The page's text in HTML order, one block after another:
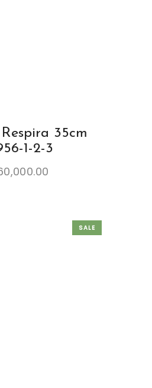
35cm
1-2-3
SALE